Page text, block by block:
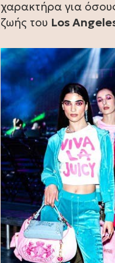
χαρακτήρα για
ζωής του Los